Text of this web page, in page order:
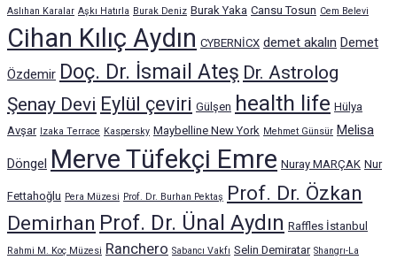
Aslıhan Karalar Aşkı Hatırla Burak Deniz Burak Yaka Cansu Tosun Cem Belevi
Cihan Kılıç Aydın CYBERNİCX demet akalın Demet
Özdemir Doç. Dr. İsmail Ateş Dr. Astrolog
Şenay Devi Eylül çeviri Gülşen health life Hülya
Avşar Izaka Terrace Kaspersky Maybelline New York Mehmet Günsür Melisa
Döngel Merve Tüfekçi Emre Nuray MARÇAK Nur
Fettahoğlu Pera Müzesi Prof. Dr. Burhan Pektaş Prof. Dr. Özkan
Demirhan Prof. Dr. Ünal Aydın Raffles İstanbul
Rahmi M. Koç Müzesi Ranchero Sabancı Vakfı Selin Demiratar Shangrı-La